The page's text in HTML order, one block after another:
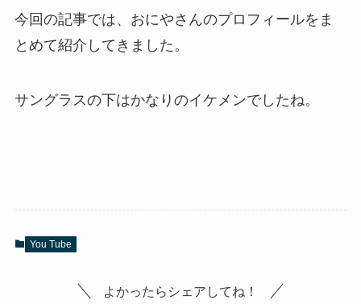
今回の記事では、おにやさんのプロフィールをま
とめて紹介してきました。
サングラスの下はかなりのイケメンでしたね。
You Tube
よかったらシェアしてね！